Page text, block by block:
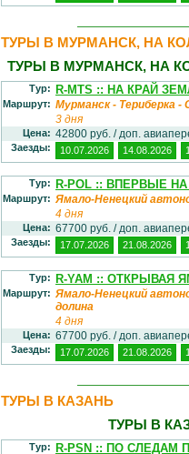
ТУРЫ В МУРМАНСК, НА
ТУРЫ В МУРМАНСК, НА
Тур: R-MTS :: НА КРАЙ
Маршрут: Мурманск - Териберка -
3 дня
Цена: 42800 руб. / доп.
Заезды: 10.07.2026 14.08.2026
Тур: R-POL :: ВПЕРВЫЕ
Маршрут: Ямало-Ненецкий
4 дня
Цена: 67700 руб. / доп.
Заезды: 17.07.2026 21.08.2026
Тур: R-YAM :: ОТКРЫВАЯ
Маршрут: Ямало-Ненецкий
долина
4 дня
Цена: 67700 руб. / доп.
Заезды: 17.07.2026 21.08.2026
ТУРЫ В КАЗАНЬ
ТУРЫ В
Тур: R-PSN :: ПО СЛЕДАМ